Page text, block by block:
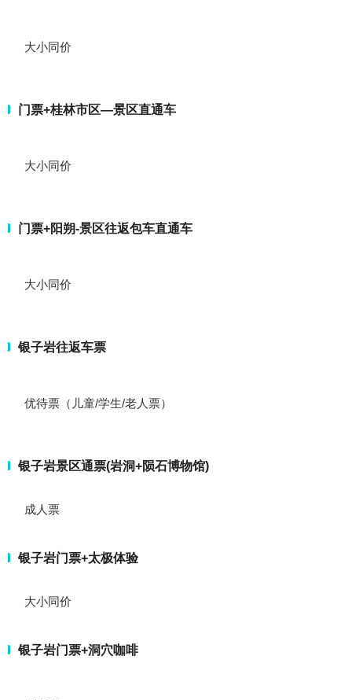
大小同价
门票+桂林市区—景区直通车
大小同价
门票+阳朔-景区往返包车直通车
大小同价
银子岩往返车票
优待票（儿童/学生/老人票）
银子岩景区通票(岩洞+陨石博物馆)
成人票
银子岩门票+太极体验
大小同价
银子岩门票+洞穴咖啡